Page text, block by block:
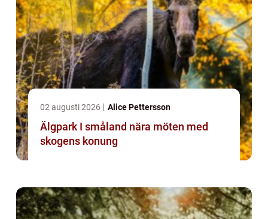
02 augusti 2026 Alice Pettersson
Älgpark I småland nära möten med
skogens konung